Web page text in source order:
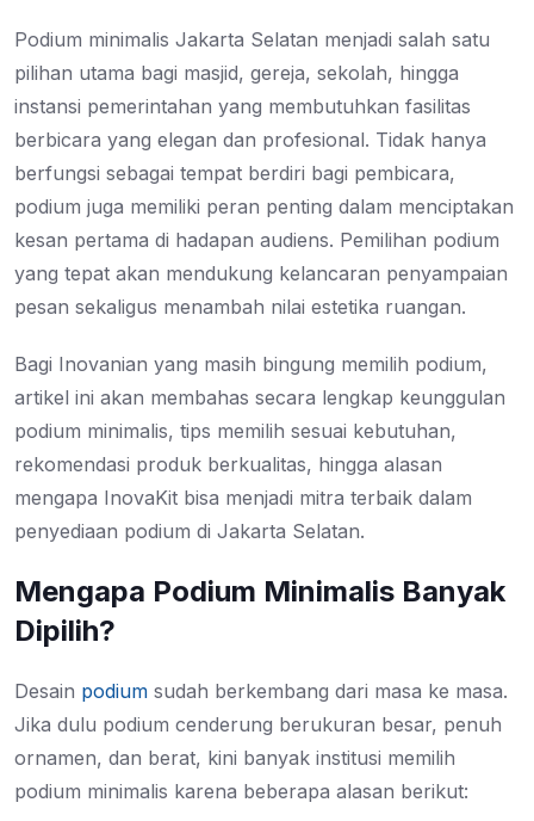
Podium minimalis Jakarta Selatan menjadi salah satu
pilihan utama bagi masjid, gereja, sekolah, hingga
instansi pemerintahan yang membutuhkan fasilitas
berbicara yang elegan dan profesional. Tidak hanya
berfungsi sebagai tempat berdiri bagi pembicara,
podium juga memiliki peran penting dalam menciptakan
kesan pertama di hadapan audiens. Pemilihan podium
yang tepat akan mendukung kelancaran penyampaian
pesan sekaligus menambah nilai estetika ruangan.
Bagi Inovanian yang masih bingung memilih podium,
artikel ini akan membahas secara lengkap keunggulan
podium minimalis, tips memilih sesuai kebutuhan,
rekomendasi produk berkualitas, hingga alasan
mengapa InovaKit bisa menjadi mitra terbaik dalam
penyediaan podium di Jakarta Selatan.
Mengapa Podium Minimalis Banyak
Dipilih?
Desain podium sudah berkembang dari masa ke masa.
Jika dulu podium cenderung berukuran besar, penuh
ornamen, dan berat, kini banyak institusi memilih
podium minimalis karena beberapa alasan berikut: